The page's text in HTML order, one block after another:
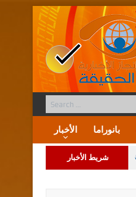
الأخبار بانوراما
شريط الأخبار